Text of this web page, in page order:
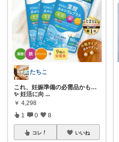
たちこ
これ、妊娠準備の必需品かも…
✨ 妊活に向 ...
￥ 4,298
1 0 8
コレ いいね